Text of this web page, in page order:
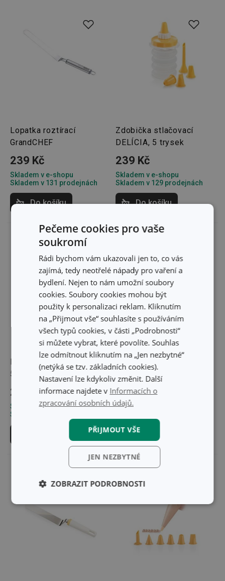
Lopatka roztírací
GrandCHEF
239 Kč
Skladem v e-shopu
Skladem v 131 prodejnách
Do košíku
Zdobička stlačovací
DELÍCIA, 5 trysek
239 Kč
Skladem v e-shopu
Skladem v 129 prodejnách
Do košíku
Kropicí láhev DELÍCIA
500 ml
229 Kč
Skladem v e-shopu
Skladem v 76 prodejnách
Lopatka roztírací
PRESTO
199 Kč
Skladem v e-shopu
Do košíku
Pečeme cookies pro vaše
soukromí
Rádi bychom vám ukazovali jen to, co vás
zajímá, tedy neotřelé nápady pro vaření a
bydlení. Nejen to nám umožní soubory
cookies. Soubory cookies mohou být
použity k personalizaci reklam. Kliknutím
na „Přijmout vše“ souhlasíte s používáním
všech typů cookies, v části „Podrobnosti“
si můžete vybrat, které povolíte. Souhlas
lze odmítnout kliknutím na „Jen nezbytné“
(netýká se tzv. základních cookies).
Nastavení lze kdykoliv změnit. Další
informace najdete v Informacích o
zpracování osobních údajů.
PŘIJMOUT VŠE
JEN NEZBYTNÉ
ZOBRAZIT PODROBNOSTI
Základní
(funkční) cookies
Analytické a
preferenční
cookies